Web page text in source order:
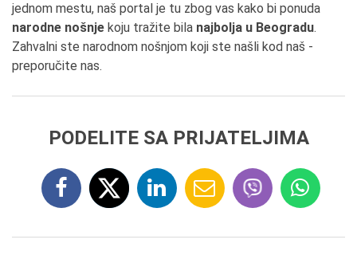
jednom mestu, naš portal je tu zbog vas kako bi ponuda
narodne nošnje koju tražite bila najbolja u Beogradu.
Zahvalni ste narodnom nošnjom koji ste našli kod naš -
preporučite nas.
PODELITE SA PRIJATELJIMA